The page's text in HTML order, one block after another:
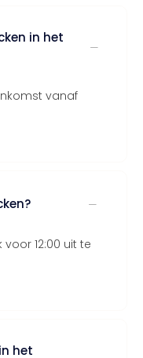
in het
vanaf
12:00 uit te
het